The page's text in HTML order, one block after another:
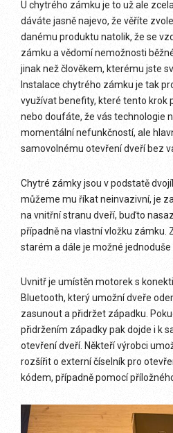
U chytrého zámku je to už ale
dáváte jasně najevo, že věříte
danému produktu natolik, že se
zámku a vědomí nemožnosti
jinak než člověkem, kterému jste
Instalace chytrého zámku je tak
využívat benefity, které tento krok
nebo doufáte, že vás technologie
momentální nefunkčností, ale
samovolnému otevření dveří bez
Chytré zámky jsou v podstatě
můžeme mu říkat neinvazivní, je
na vnitřní stranu dveří, buďto
případně na vlastní vložku zámku.
starém a dále je možné jednoduše
Uvnitř je umístěn motorek s
Bluetooth, který umožní dveře
zasunout a přidržet západku.
přidržením západky pak dojde i k
otevření dveří. Někteří výrobci
rozšířit o externí číselník pro
kódem, případně pomocí